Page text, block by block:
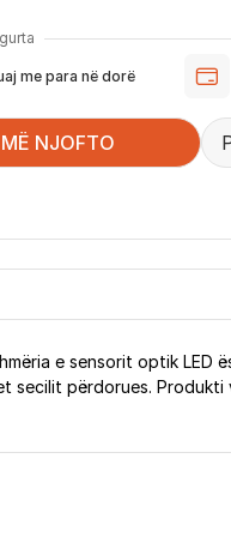
me para në dorë
MË NJOFTO
e sensorit optik LED
secilit përdorues. Produkti